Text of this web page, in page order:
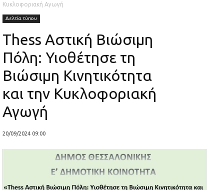
Κυκλοφοριακή Αγωγή
Δελτία τύπου
Thess Αστική Βιώσιμη
Πόλη: Υιοθέτησε τη
Βιώσιμη Κινητικότητα
και την Κυκλοφοριακή
Αγωγή
20/09/2024 09:00